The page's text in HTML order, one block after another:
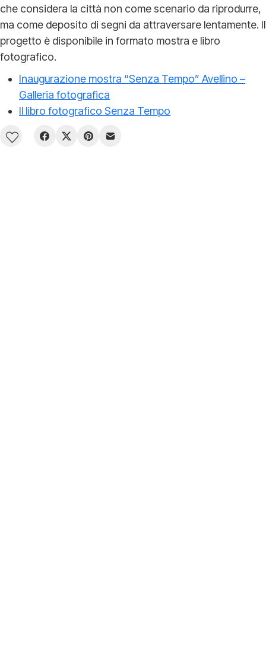
che considera la città non come scenario da riprodurre,
ma come deposito di segni da attraversare lentamente. Il
progetto è disponibile in formato mostra e libro
fotografico.
Inaugurazione mostra “Senza Tempo” Avellino –
Galleria fotografica
Il libro fotografico Senza Tempo